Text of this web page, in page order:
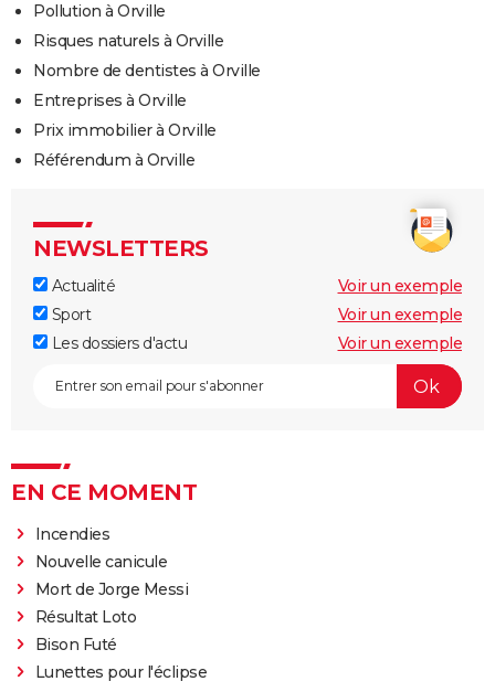
Pollution à Orville
Risques naturels à Orville
Nombre de dentistes à Orville
Entreprises à Orville
Prix immobilier à Orville
Référendum à Orville
NEWSLETTERS
Actualité
Voir un exemple
Sport
Voir un exemple
Les dossiers d'actu
Voir un exemple
EN CE MOMENT
Incendies
Nouvelle canicule
Mort de Jorge Messi
Résultat Loto
Bison Futé
Lunettes pour l'éclipse